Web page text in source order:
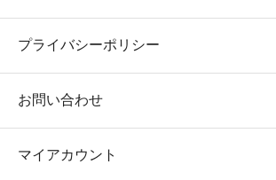
プライバシーポリシー
お問い合わせ
マイアカウント